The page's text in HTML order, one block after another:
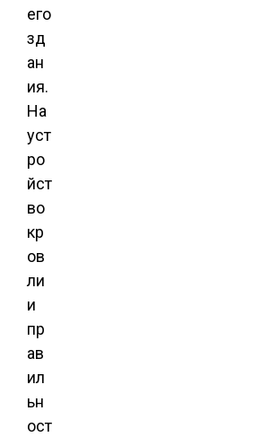
его
зд
ан
ия.
На
уст
ро
йст
во
кр
ов
ли
и
пр
ав
ил
ьн
ост